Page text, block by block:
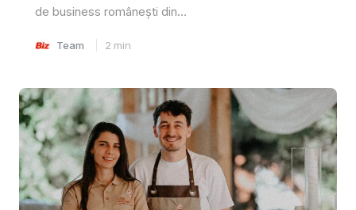
de business românești din...
Team 2 min